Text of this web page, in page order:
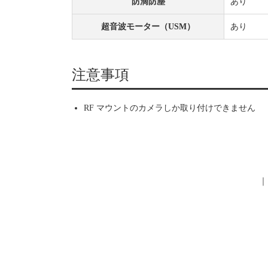
超音波モーター（USM） あり
注意事項
RF マウントのカメラしか取り付けできません